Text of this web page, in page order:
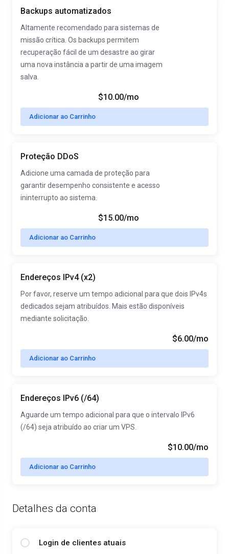
Backups automatizados
Altamente recomendado para sistemas de
missão crítica. Os backups permitem
recuperação fácil de um desastre ao girar
uma nova instância a partir de uma imagem
salva.
Adicionar ao Carrinho
$10.00/mo
Proteção DDoS
Adicione uma camada de proteção para
garantir desempenho consistente e acesso
ininterrupto ao sistema.
Adicionar ao Carrinho
$15.00/mo
Endereços IPv4 (x2)
Por favor, reserve um tempo adicional para que dois IPv4s
dedicados sejam atribuídos. Mais estão disponíveis
mediante solicitação.
Adicionar ao Carrinho
$6.00/mo
Endereços IPv6 (/64)
Aguarde um tempo adicional para que o intervalo IPv6
(/64) seja atribuído ao criar um VPS.
Adicionar ao Carrinho
$10.00/mo
Detalhes da conta
Login de clientes atuais